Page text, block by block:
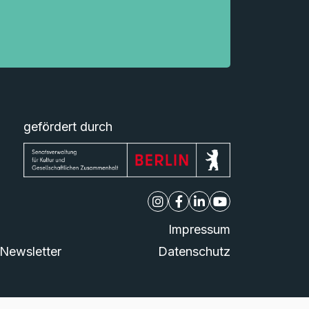
gefördert durch
Impressum
Newsletter
Datenschutz